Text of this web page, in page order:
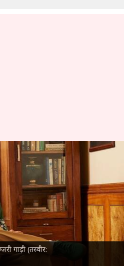
गाड़ी (तस्वीर:
ने खरीदी नई
इसकी कीमत
am
सिंह के बेटेइब्राहिम अली खान
नई गाड़ी दी है।
BMW X5 खरीदी है,